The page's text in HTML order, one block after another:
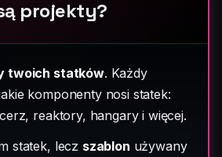
projekty?
twoich statków. Każdy
komponenty nosi statek:
reaktory, hangary i więcej.
statek, lecz szablon używany